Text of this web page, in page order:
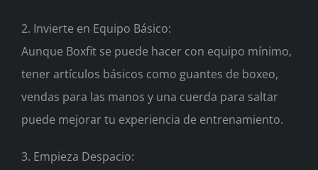
2. Invierte en Equipo Básico:
Aunque Boxfit se puede hacer con equipo mínimo,
tener artículos básicos como guantes de boxeo,
vendas para las manos y una cuerda para saltar
puede mejorar tu experiencia de entrenamiento.
3. Empieza Despacio: